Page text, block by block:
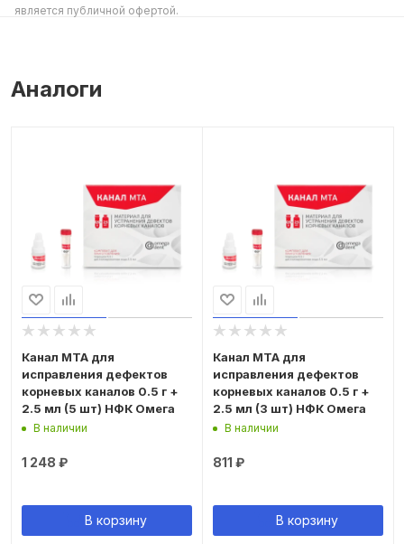
является публичной офертой.
Аналоги
Канал МТА для
исправления дефектов
корневых каналов 0.5 г +
2.5 мл (5 шт) НФК Омега
В наличии
1 248 ₽
В корзину
Канал МТА для
исправления дефектов
корневых каналов 0.5 г +
2.5 мл (3 шт) НФК Омега
В наличии
811 ₽
В корзину